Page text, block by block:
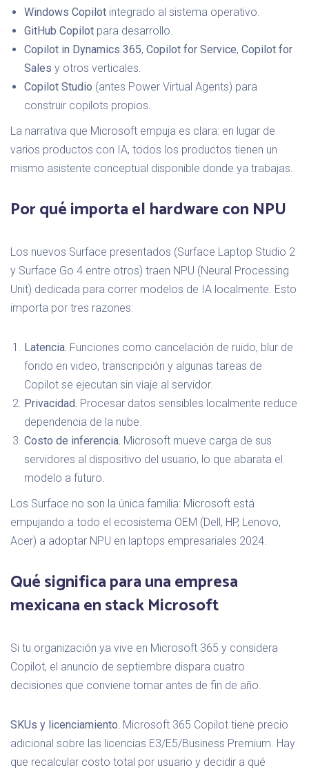
Windows Copilot integrado al sistema operativo.
GitHub Copilot para desarrollo.
Copilot in Dynamics 365, Copilot for Service, Copilot for
Sales y otros verticales.
Copilot Studio (antes Power Virtual Agents) para
construir copilots propios.
La narrativa que Microsoft empuja es clara: en lugar de
varios productos con IA, todos los productos tienen un
mismo asistente conceptual disponible donde ya trabajas.
Por qué importa el hardware con NPU
Los nuevos Surface presentados (Surface Laptop Studio 2
y Surface Go 4 entre otros) traen NPU (Neural Processing
Unit) dedicada para correr modelos de IA localmente. Esto
importa por tres razones:
Latencia. Funciones como cancelación de ruido, blur de
fondo en video, transcripción y algunas tareas de
Copilot se ejecutan sin viaje al servidor.
Privacidad. Procesar datos sensibles localmente reduce
dependencia de la nube.
Costo de inferencia. Microsoft mueve carga de sus
servidores al dispositivo del usuario, lo que abarata el
modelo a futuro.
Los Surface no son la única familia: Microsoft está
empujando a todo el ecosistema OEM (Dell, HP, Lenovo,
Acer) a adoptar NPU en laptops empresariales 2024.
Qué significa para una empresa
mexicana en stack Microsoft
Si tu organización ya vive en Microsoft 365 y considera
Copilot, el anuncio de septiembre dispara cuatro
decisiones que conviene tomar antes de fin de año.
SKUs y licenciamiento. Microsoft 365 Copilot tiene precio
adicional sobre las licencias E3/E5/Business Premium. Hay
que recalcular costo total por usuario y decidir a qué